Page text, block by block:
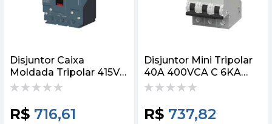
Disjuntor Caixa
Moldada Tripolar 415V
250A 25KA 3VJ12
R$ 716,61
Disjuntor Mini Tripolar
40A 400VCA C 6KA
5SY63407 Siemens
R$ 737,82